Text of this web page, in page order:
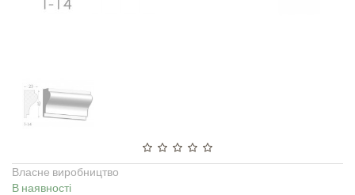
Власне виробництво
В наявності